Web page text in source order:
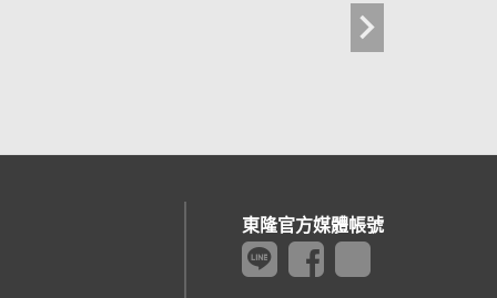
東隆官方媒體帳號